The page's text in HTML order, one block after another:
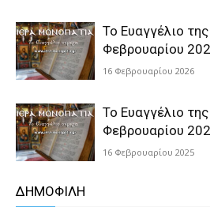
Το Ευαγγέλιο
Φεβρουαρίου
16 Φεβρουαρίου 2026
Το Ευαγγέλιο
Φεβρουαρίου
16 Φεβρουαρίου 2025
ΔΗΜΟΦΙΛΗ